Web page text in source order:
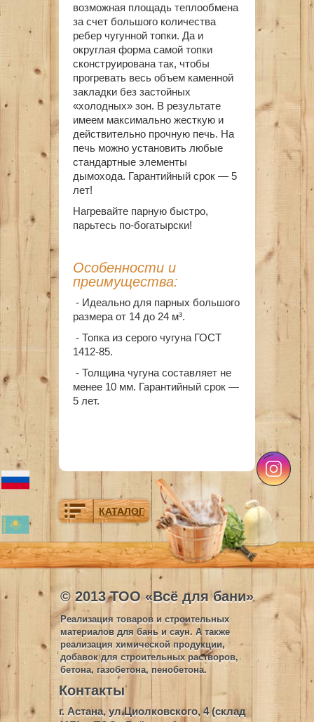
возможная площадь теплообмена
за счет большого количества
ребер чугунной топки. Да и
округлая форма самой топки
сконструирована так, чтобы
прогревать весь объем каменной
закладки без застойных
«холодных» зон. В результате
имеем максимально жесткую и
действительно прочную печь. На
печь можно установить любые
стандартные элементы
дымохода. Гарантийный срок — 5
лет!
Нагревайте парную быстро,
парьтесь по-богатырски!
Особенности и
преимущества:
- Идеально для парных большого
размера от 14 до 24 м³.
- Топка из серого чугуна ГОСТ
1412-85.
- Толщина чугуна составляет не
менее 10 мм. Гарантийный срок —
5 лет.
КАТАЛОГ
© 2013 ТОО «Всё для бани»
Реализация товаров и строительных
материалов для бань и саун. А также
реализация химической продукции,
добавок для строительных растворов,
бетона, газобетона, пенобетона.
Контакты
г. Астана, ул.Циолковского, 4 (склад